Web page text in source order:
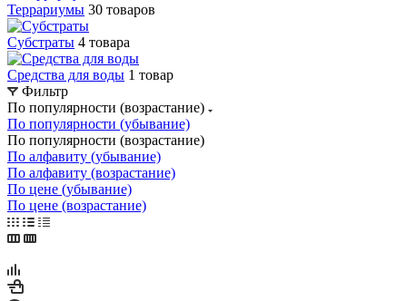
Террариумы 30 товаров
Субстраты 4 товара
Средства для воды 1 товар
Фильтр
По популярности (возрастание)
По популярности (убывание)
По популярности (возрастание)
По алфавиту (убывание)
По алфавиту (возрастание)
По цене (убывание)
По цене (возрастание)